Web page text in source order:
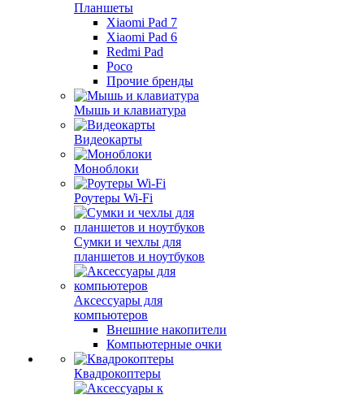
Планшеты
Xiaomi Pad 7
Xiaomi Pad 6
Redmi Pad
Poco
Прочие бренды
Мышь и клавиатура
Видеокарты
Моноблоки
Роутеры Wi-Fi
Сумки и чехлы для
планшетов и ноутбуков
Аксессуары для
компьютеров
Внешние накопители
Компьютерные очки
Квадрокоптеры